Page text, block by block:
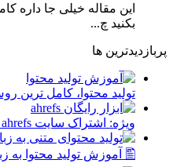
این مقاله خیلی جا داره
بکنید چ...
پربازدیدترین ها
توليد محتوا، کامل ترین روش
ویژه: اشتراک سایت ahrefs رایگان شد
🖺 آموزش تولید محتوا به